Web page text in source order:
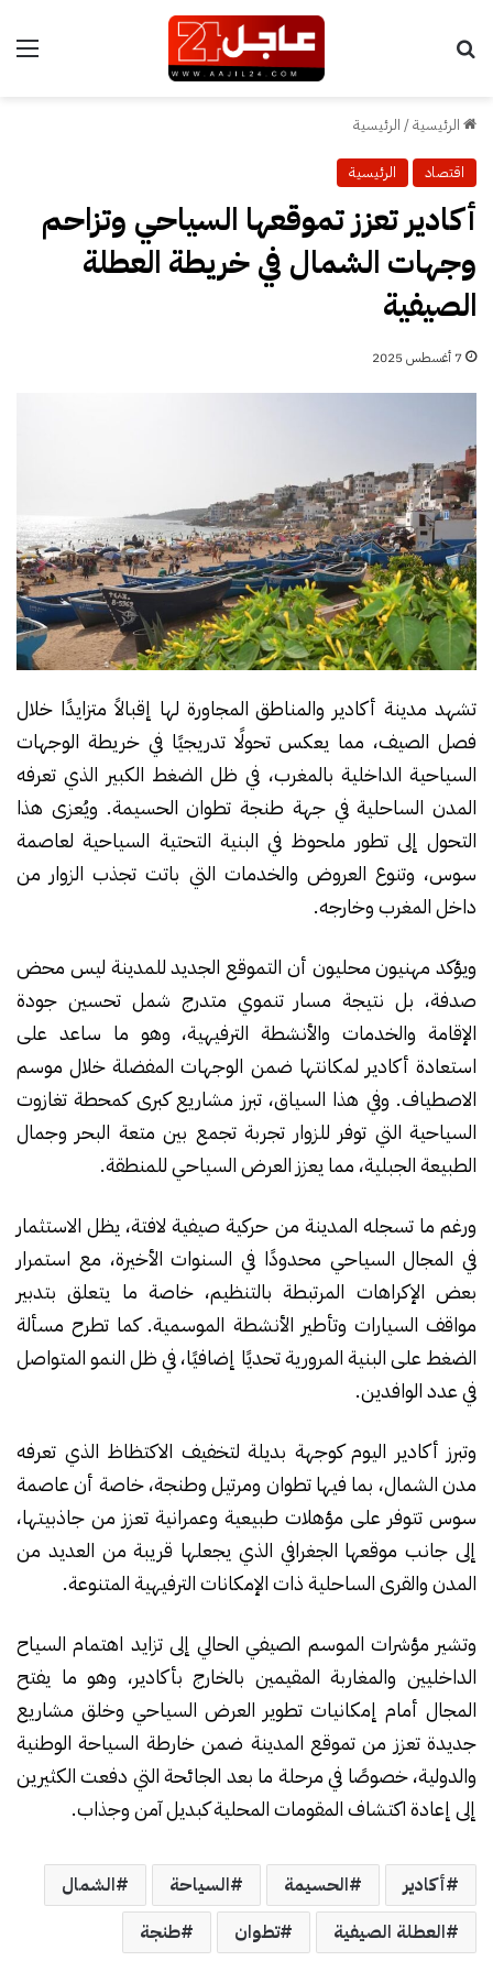
الرئيسية/ الرئيسية
اقتصاد الرئيسية
أكادير تعزز تموقعها السياحي وتزاحم
وجهات الشمال في خريطة العطلة
الصيفية
7 أغسطس 2025
تشهد مدينة أكادير والمناطق المجاورة لها إقبالاً متزايدًا خلال
فصل الصيف، مما يعكس تحولًا تدريجيًا في خريطة الوجهات
السياحية الداخلية بالمغرب، في ظل الضغط الكبير الذي تعرفه
المدن الساحلية في جهة طنجة تطوان الحسيمة. ويُعزى هذا
التحول إلى تطور ملحوظ في البنية التحتية السياحية لعاصمة
سوس، وتنوع العروض والخدمات التي باتت تجذب الزوار من
داخل المغرب وخارجه.
ويؤكد مهنيون محليون أن التموقع الجديد للمدينة ليس محض
صدفة، بل نتيجة مسار تنموي متدرج شمل تحسين جودة
الإقامة والخدمات والأنشطة الترفيهية، وهو ما ساعد على
استعادة أكادير لمكانتها ضمن الوجهات المفضلة خلال موسم
الاصطياف. وفي هذا السياق، تبرز مشاريع كبرى كمحطة تغازوت
السياحية التي توفر للزوار تجربة تجمع بين متعة البحر وجمال
الطبيعة الجبلية، مما يعزز العرض السياحي للمنطقة.
ورغم ما تسجله المدينة من حركية صيفية لافتة، يظل الاستثمار
في المجال السياحي محدودًا في السنوات الأخيرة، مع استمرار
بعض الإكراهات المرتبطة بالتنظيم، خاصة ما يتعلق بتدبير
مواقف السيارات وتأطير الأنشطة الموسمية. كما تطرح مسألة
الضغط على البنية المرورية تحديًا إضافيًا، في ظل النمو المتواصل
في عدد الوافدين.
وتبرز أكادير اليوم كوجهة بديلة لتخفيف الاكتظاظ الذي تعرفه
مدن الشمال، بما فيها تطوان ومرتيل وطنجة، خاصة أن عاصمة
سوس تتوفر على مؤهلات طبيعية وعمرانية تعزز من جاذبيتها،
إلى جانب موقعها الجغرافي الذي يجعلها قريبة من العديد من
المدن والقرى الساحلية ذات الإمكانات الترفيهية المتنوعة.
وتشير مؤشرات الموسم الصيفي الحالي إلى تزايد اهتمام السياح
الداخليين والمغاربة المقيمين بالخارج بأكادير، وهو ما يفتح
المجال أمام إمكانيات تطوير العرض السياحي وخلق مشاريع
جديدة تعزز من تموقع المدينة ضمن خارطة السياحة الوطنية
والدولية، خصوصًا في مرحلة ما بعد الجائحة التي دفعت الكثيرين
إلى إعادة اكتشاف المقومات المحلية كبديل آمن وجذاب.
أكادير الحسيمة السياحة
الشمال
العطلة الصيفية
تطوان طنجة